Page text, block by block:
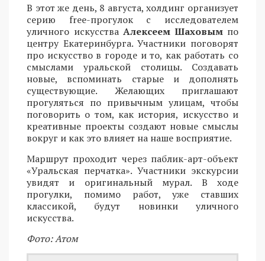
В этот же день, 8 августа, холдинг организует
серию free-прогулок с исследователем
уличного искусства Алексеем Шаховым по
центру Екатеринбурга. Участники поговорят
про искусство в городе и то, как работать со
смыслами уральской столицы. Создавать
новые, вспоминать старые и дополнять
существующие. Желающих приглашают
прогуляться по привычным улицам, чтобы
поговорить о том, как история, искусство и
креативные проекты создают новые смыслы
вокруг и как это влияет на наше восприятие.
Маршрут проходит через паблик-арт-объект
«Уральская перчатка». Участники экскурсии
увидят и оригинальный мурал. В ходе
прогулки, помимо работ, уже ставших
классикой, будут новинки уличного
искусства.
Фото: Атом